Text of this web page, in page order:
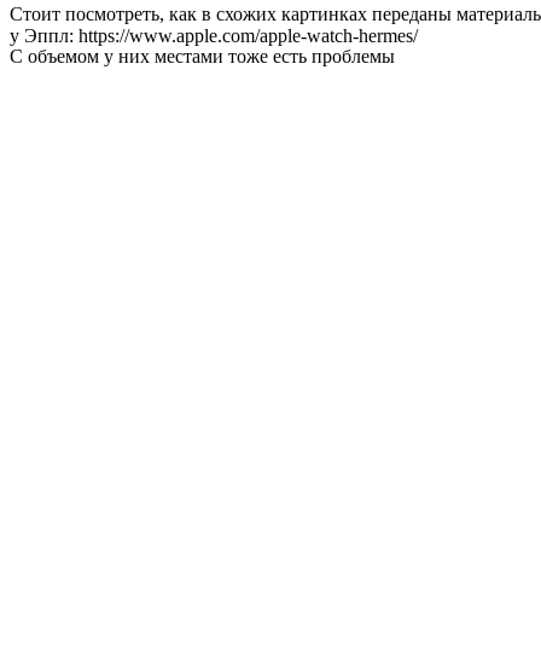
Стоит посмотреть, как в схожих картинках переданы
у Эппл: https://www.apple.com/apple-watch-hermes/
С объемом у них местами тоже есть проблемы